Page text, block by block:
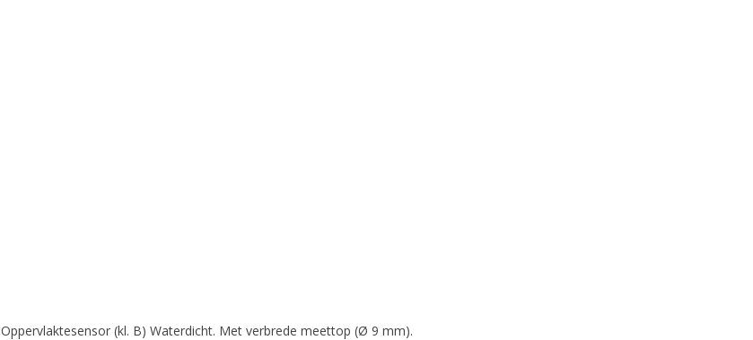
(kl. B) Waterdicht. Met verbrede meettop (Ø 9 mm).